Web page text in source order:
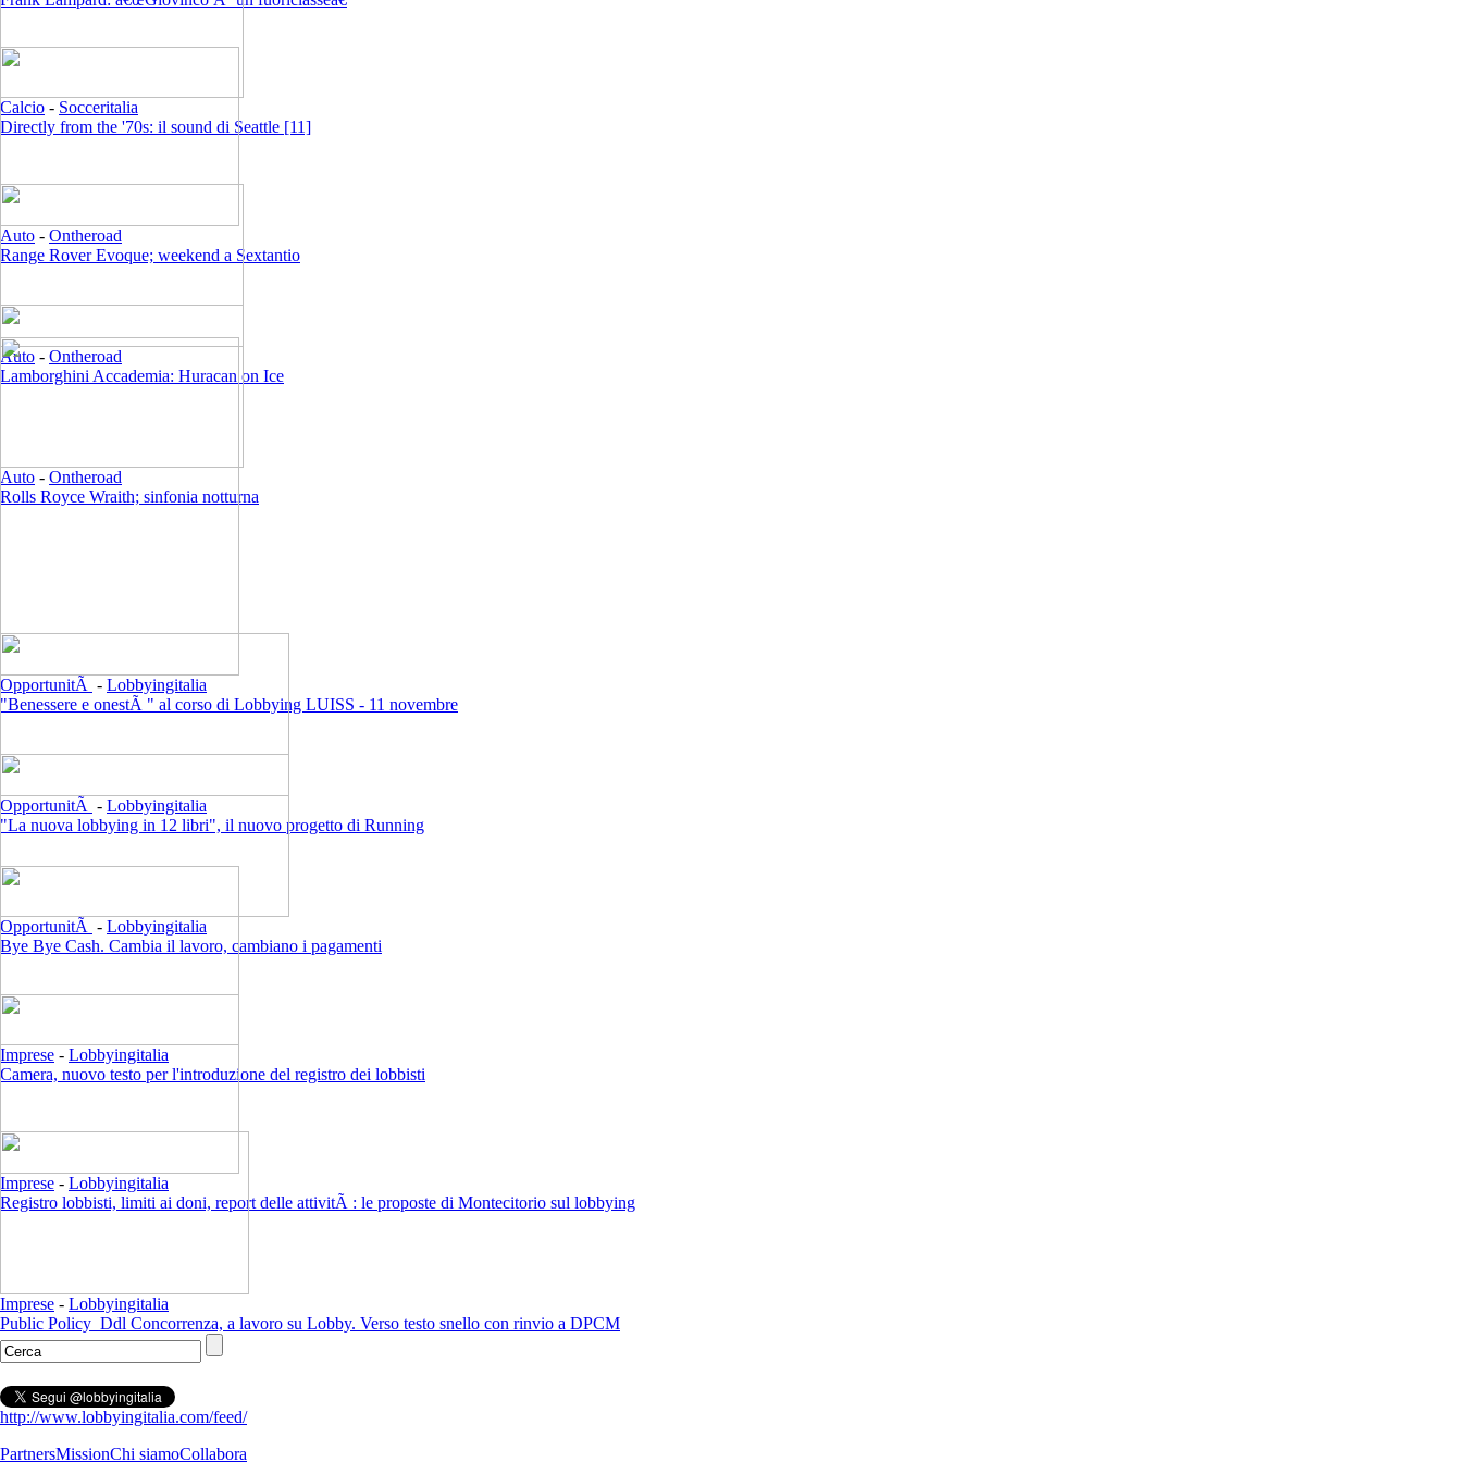
Calcio - Socceritalia
Directly from the '70s: il sound di Seattle [11]
Auto - Ontheroad
Range Rover Evoque; weekend a Sextantio
Auto - Ontheroad
Lamborghini Accademia: Huracan on Ice
Auto - Ontheroad
Rolls Royce Wraith; sinfonia notturna
OpportunitÃ - Lobbyingitalia
"Benessere e onestÃ " al corso di Lobbying LUISS - 11 novembre
OpportunitÃ - Lobbyingitalia
"La nuova lobbying in 12 libri", il nuovo progetto di Running
OpportunitÃ - Lobbyingitalia
Bye Bye Cash. Cambia il lavoro, cambiano i pagamenti
Imprese - Lobbyingitalia
Camera, nuovo testo per l'introduzione del registro dei lobbisti
Imprese - Lobbyingitalia
Registro lobbisti, limiti ai doni, report delle attivitÃ : le proposte di Montecitorio sul lobbying
Imprese - Lobbyingitalia
Public Policy_Ddl Concorrenza, a lavoro su Lobby. Verso testo snello con rinvio a DPCM
http://www.lobbyingitalia.com/feed/
PartnersMissionChi siamoCollabora